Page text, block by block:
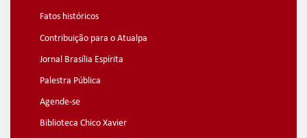
Fatos históricos
Contribuição para o Atualpa
Jornal Brasília Espírita
Palestra Pública
Agende-se
Biblioteca Chico Xavier